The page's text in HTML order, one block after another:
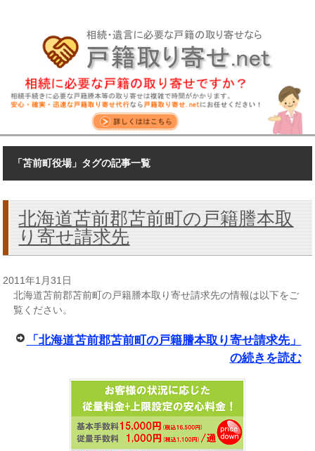
「苫前町役場」タグの記事一覧
北海道苫前郡苫前町の戸籍謄本取
り寄せ請求先
2011年1月31日
北海道苫前郡苫前町の戸籍謄本取り寄せ請求先の情報は以下をご
覧ください。
「北海道苫前郡苫前町の戸籍謄本取り寄せ請求先」
の続きを読む